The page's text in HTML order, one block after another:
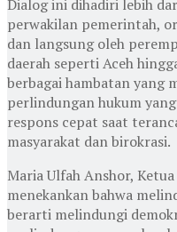
Dialog ini dihadiri lebih
perwakilan pemerintah,
dan langsung oleh
daerah seperti Aceh
berbagai hambatan yang
perlindungan hukum
respons cepat saat
masyarakat dan birokrasi.
Maria Ulfah Anshor,
menekankan bahwa
berarti melindungi